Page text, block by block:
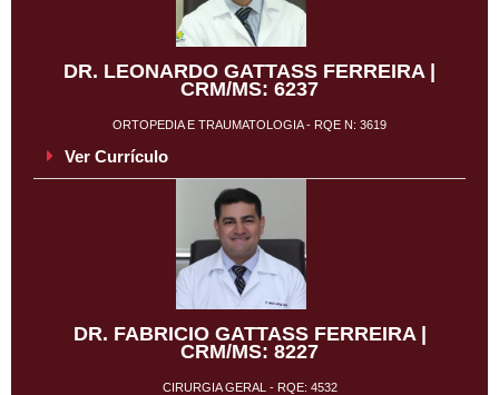
DR. LEONARDO GATTASS FERREIRA |
CRM/MS: 6237
ORTOPEDIA E TRAUMATOLOGIA - RQE N: 3619
Ver Currículo
DR. FABRICIO GATTASS FERREIRA |
CRM/MS: 8227
CIRURGIA GERAL - RQE: 4532